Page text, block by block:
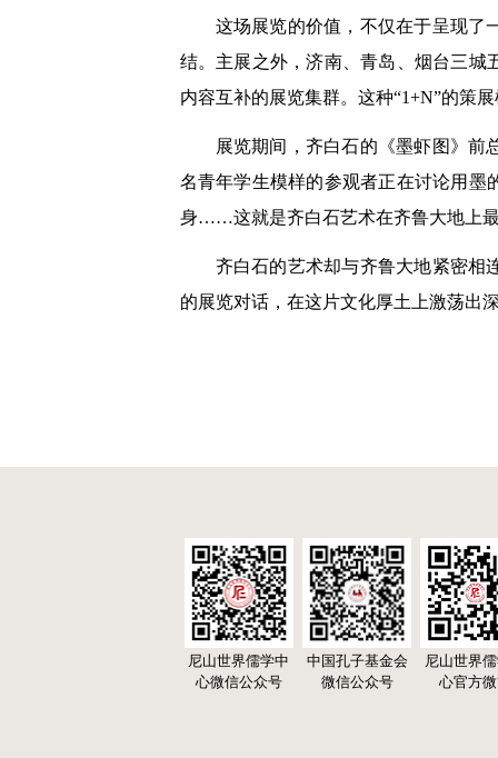
这场展览的价值，不仅在于呈现了
结。主展之外，济南、青岛、烟台三城
内容互补的展览集群。这种“1+N”的策
展览期间，齐白石的《墨虾图》前
名青年学生模样的参观者正在讨论用墨
身……这就是齐白石艺术在齐鲁大地上
齐白石的艺术却与齐鲁大地紧密相
的展览对话，在这片文化厚土上激荡出
尼山世界儒学中
心微信公众号
中国孔子基金会
微信公众号
尼山世界
心官方